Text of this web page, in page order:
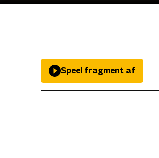
Speel fragment af